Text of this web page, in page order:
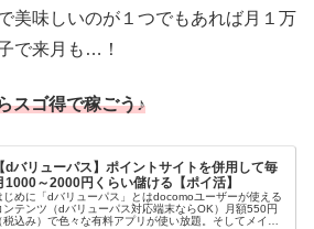
美味しいのが１つでもあれば月１万
で来月も…！
スゴ得で稼ごう♪
【dバリューパス】ポイントサイトを併用して毎
1000～2000円くらい儲ける【ポイ活】
じめに「dバリューパス」とはdocomoユーザーが使える
ンテンツ（dバリューパス対応端末ならOK）月額550円
税込み）で色々な有料アプリが使い放題。そしてメイン